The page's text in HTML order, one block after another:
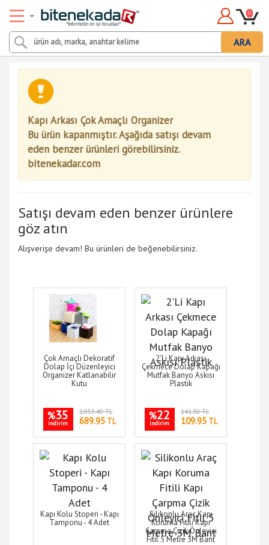
ARA
0
Kapı Arkası Çok Amaçlı Organizer
Bu ürün kapanmıştır. Aşağıda satışı devam
eden benzer ürünleri görebilirsiniz.
bitenekadar.com
Satışı devam eden benzer ürünlere
göz atın
Alışverişe devam! Bu ürünleri de beğenebilirsiniz.
Çok Amaçlı Dekoratif
Dolap İçi Düzenleyici
Organizer Katlanabilir
Kutu
%35
indirim
1,053.40 TL
689.95TL
2'Li Kapı Arkası
Çekmece Dolap Kapağı
Mutfak Banyo Askısı
Plastik
%22
indirim
141.30 TL
109.95TL
Kapı Kolu Stoperi - Kapı
Tamponu - 4 Adet
Silikonlu Araç Kapı
Koruma Fitili Kapı
Çarpma Çizik Önleyici
Fitil 5 Metre 3M Bant